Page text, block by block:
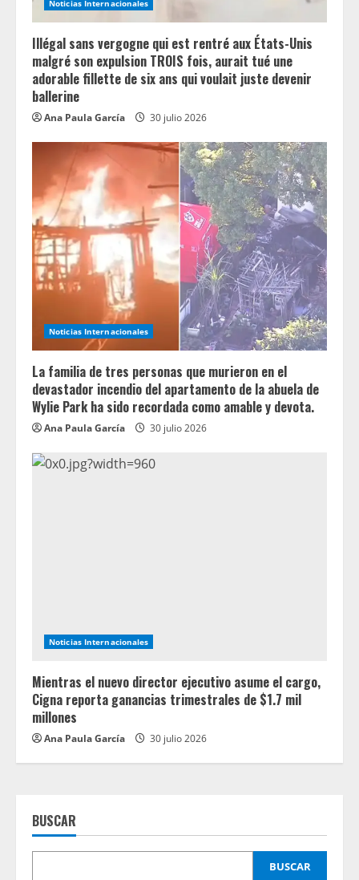
g Noticias Internacionales
Illégal sans vergogne qui est rentré aux États-Unis
malgré son expulsion TROIS fois, aurait tué une
adorable fillette de six ans qui voulait juste devenir
ballerine
Ana Paula García 30 julio 2026
Noticias Internacionales
La familia de tres personas que murieron en el
devastador incendio del apartamento de la abuela de
Wylie Park ha sido recordada como amable y devota.
Ana Paula García 30 julio 2026
Noticias Internacionales
Mientras el nuevo director ejecutivo asume el cargo,
Cigna reporta ganancias trimestrales de $1.7 mil
millones
Ana Paula García 30 julio 2026
BUSCAR
BUSCAR